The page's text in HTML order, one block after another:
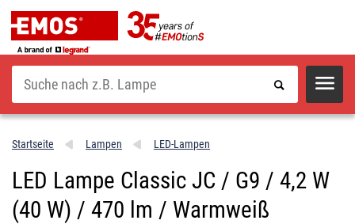
Suche
Startseite Lampen LED-Lampen
LED Lampe Classic JC / G9 / 4,2 W
(40 W) / 470 lm / Warmweiß